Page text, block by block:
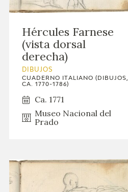
Hércules Farnese
(vista dorsal
derecha)
DIBUJOS
CUADERNO ITALIANO (DIBUJOS,
CA. 1770-1786)
Ca. 1771
Museo Nacional del
Prado